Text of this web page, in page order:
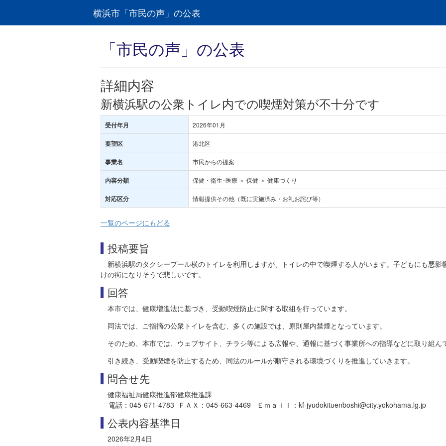
横浜市「市民の声」の公表
「市民の声」の公表
詳細内容
新横浜駅の公衆トイレ内での喫煙対策が不十分です
受付年月 2026年01月
要望区 港北区
事業名 市民からの提案
内容分類 保健・衛生･医療 ＞ 保健 ＞ 健康づくり
対応区分 情報提供その他（既に実施済み・お礼お詫び等）
一覧のページにもどる
投稿要旨
新横浜駅のタクシープール横のトイレを利用しますが、トイレの中で喫煙する人がいます。子どもにも悪
けの街になりそうで悲しいです。
回答
本市では、健康増進法に基づき、受動喫煙防止に関する取組を行っています。
同法では、ご指摘の公衆トイレを含む、多くの施設では、原則屋内禁煙となっています。
そのため、本市では、ウェブサイト、チラシ等による広報や、通報に基づく事業所への指導などに取り組ん
引き続き、受動喫煙を防止するため、同法のルールが順守される環境づくりを推進していきます。
問合せ先
健康福祉局健康推進部健康推進課
電話：045-671-4783 ＦＡＸ：045-663-4469 Ｅｍａｉｌ：kf-jyudokituenboshi@city.yokohama.lg.jp
公表内容基準日
2026年2月4日